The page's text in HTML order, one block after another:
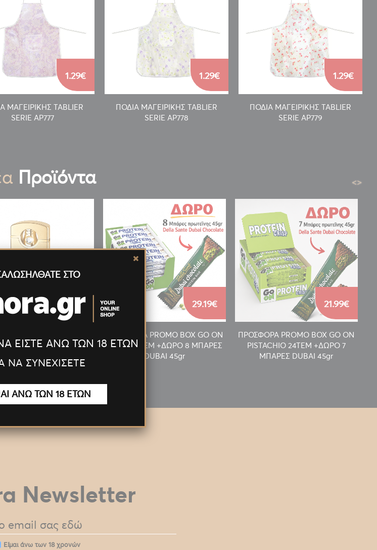
ΜΑΓΕΙΡΙΚΗΣ TABLIER
SERIE AP777
1.29€
ΠΟΔΙΑ ΜΑΓΕΙΡΙΚΗΣ TABLIER
SERIE AP778
1.29€
ΠΟΔΙΑ ΜΑΓΕΙΡΙΚΗΣ TABLIER
SERIE AP779
1.29€
Προϊόντα
LED ΠΟΛΥΤΕΛ.
27.55€
ΠΡΟΣΦΟΡΑ PROMO BOX GO ON
MILKY 24TEM +ΔΩΡΟ 8 ΜΠΑΡΕΣ
DUBAI 45gr
29.19€
ΠΡΟΣΦΟΡΑ PROMO BOX GO ON
PISTACHIO 24TEM +ΔΩΡΟ 7
ΜΠΑΡΕΣ DUBAI 45gr
21.99€
<>
Newsletter
Eίμαι άνω των 18 χρονών
ΣΤΟ
ΕΙΣΤΕ ΑΝΩ ΤΩΝ 18 ΕΤΩΝ
ΝΑ ΣΥΝΕΧΙΣΕΤΕ
ΑΝΩ ΤΩΝ 18 ΕΤΩΝ